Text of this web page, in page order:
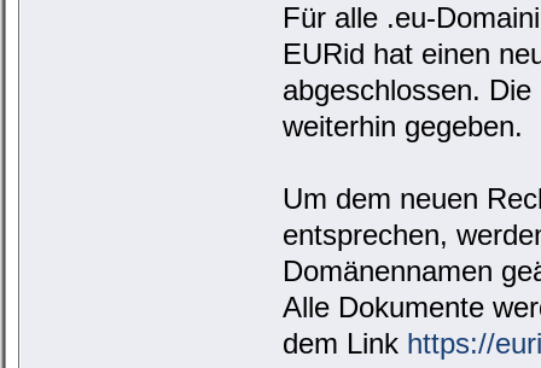
Für alle .eu-
EURid hat einen
abgeschlossen.
weiterhin gegeben.
Um dem neuen
entsprechen,
Domänennamen
Alle Dokumente
dem Link https://